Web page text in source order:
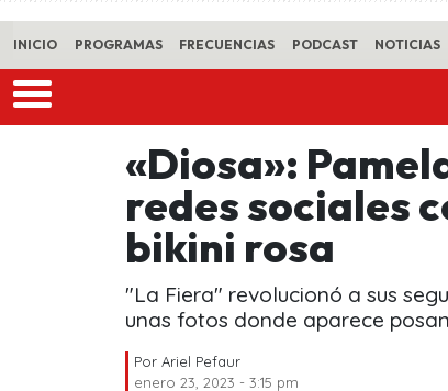
INICIO PROGRAMAS FRECUENCIAS PODCAST NOTICIAS
«Diosa»:
redes sociales
bikini rosa
"La Fiera" revolucionó a sus
unas fotos donde aparece
Por Ariel Pefaur
enero 23, 2023 - 3:15 pm